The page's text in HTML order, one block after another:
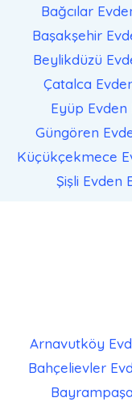
Bağcılar
Başakşehir
Beylikdüzü
Çatalca
Eyüp
Güngören
Küçükçekmece
Şişli Evden
Arnavutköy
Bahçelievler